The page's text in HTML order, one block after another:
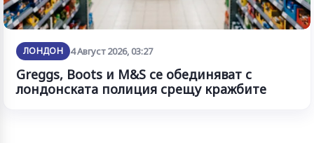
ЛОНДОН 4 Август 2026, 03:27
Greggs, Boots и M&S се обединяват с
лондонската полиция срещу кражбите